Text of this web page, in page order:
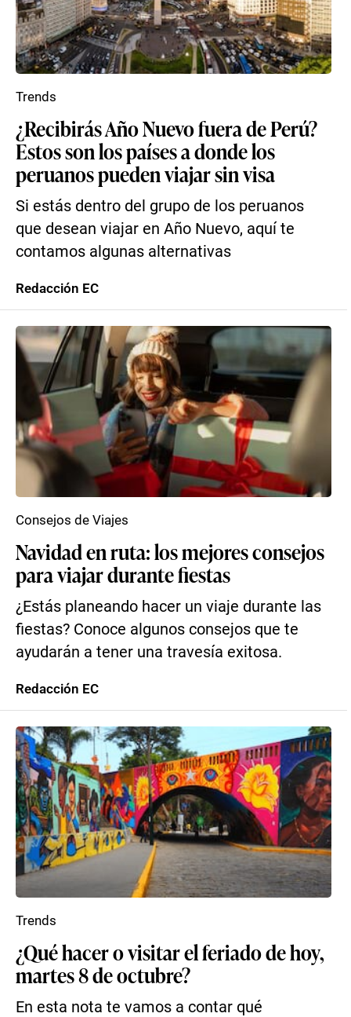
¿Recibirás Año Nuevo fuera de Perú?
Estos son los países a donde los
peruanos pueden viajar sin visa
Si estás dentro del grupo de los peruanos
que desean viajar en Año Nuevo, aquí te
contamos algunas alternativas
Trends
Redacción EC
Navidad en ruta: los mejores consejos
para viajar durante fiestas
¿Estás planeando hacer un viaje durante las
fiestas? Conoce algunos consejos que te
ayudarán a tener una travesía exitosa.
Consejos de Viajes
Redacción EC
¿Qué hacer o visitar el feriado de hoy,
martes 8 de octubre?
En esta nota te vamos a contar qué
Trends